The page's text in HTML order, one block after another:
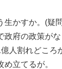
生かすか。(疑
政府の政策がな
人割れどころ
め立てるが。